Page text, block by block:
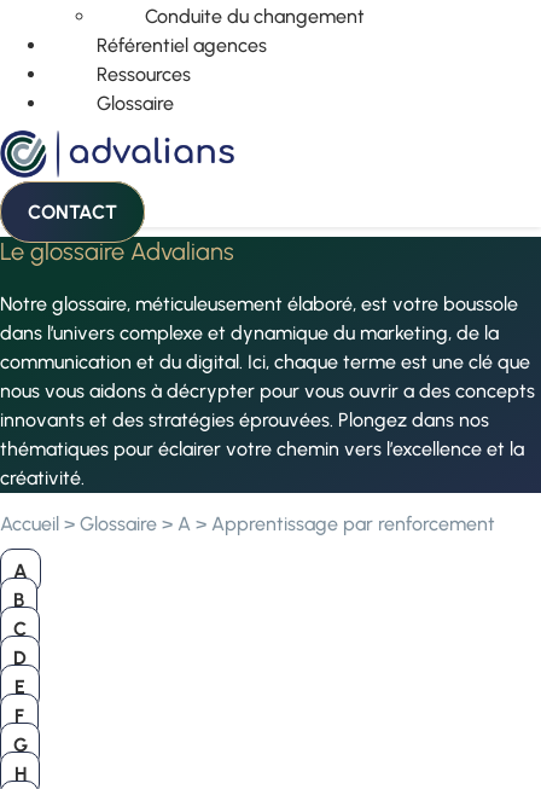
Conduite du changement
Référentiel agences
Ressources
Glossaire
CONTACT
Le glossaire Advalians
Notre glossaire, méticuleusement élaboré, est votre boussole
dans l’univers complexe et dynamique du marketing, de la
communication et du digital. Ici, chaque terme est une clé que
nous vous aidons à décrypter pour vous ouvrir a des concepts
innovants et des stratégies éprouvées. Plongez dans nos
thématiques pour éclairer votre chemin vers l’excellence et la
créativité.
Accueil > Glossaire > A > Apprentissage par renforcement
A
B
C
D
E
F
G
H